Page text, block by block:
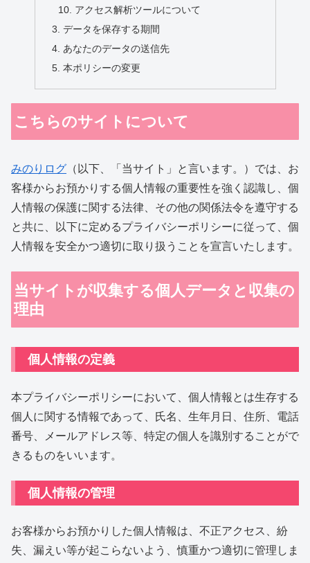
アクセス解析ツールについて
データを保存する期間
あなたのデータの送信先
本ポリシーの変更
こちらのサイトについて
みのりログ （以下、「当サイト」と言います。）では、お
客様からお預かりする個人情報の重要性を強く認識し、個
人情報の保護に関する法律、その他の関係法令を遵守する
と共に、以下に定めるプライバシーポリシーに従って、個
人情報を安全かつ適切に取り扱うことを宣言いたします。
当サイトが収集する個人データと収集の
理由
個人情報の定義
本プライバシーポリシーにおいて、個人情報とは生存する
個人に関する情報であって、氏名、生年月日、住所、電話
番号、メールアドレス等、特定の個人を識別することがで
きるものをいいます。
個人情報の管理
お客様からお預かりした個人情報は、不正アクセス、紛
失、漏えい等が起こらないよう、慎重かつ適切に管理しま